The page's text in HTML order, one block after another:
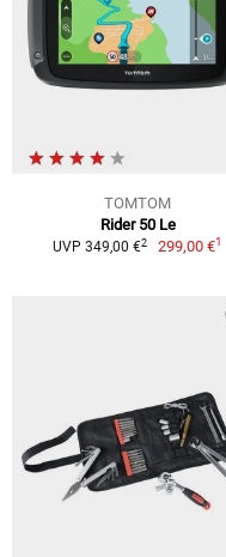
TOMTOM
Rider 50 Le
UVP 349,00 €2 299,00 €1